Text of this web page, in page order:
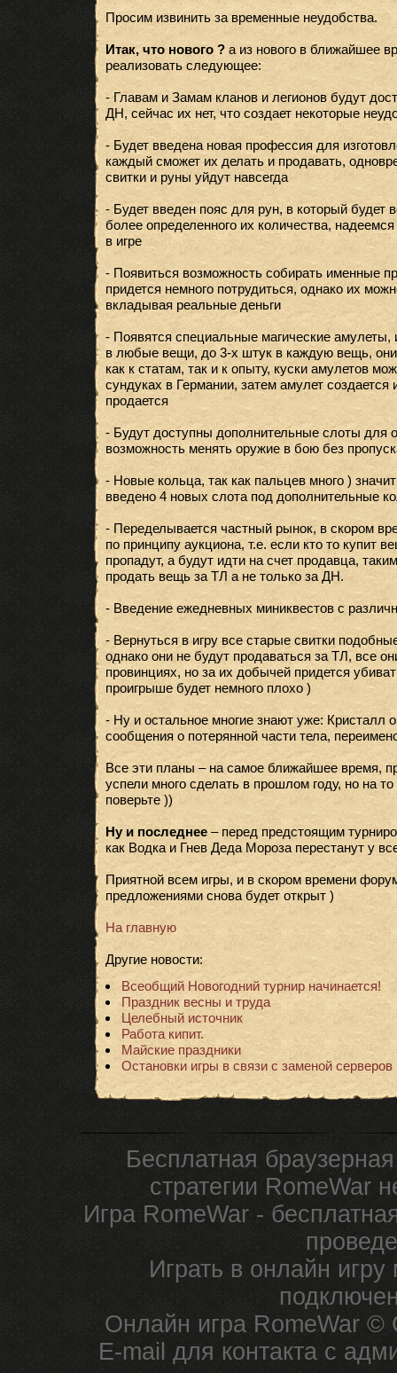
Просим извинить за временные неудобства.
Итак, что нового ?а из нового в ближайшее
реализовать следующее:
- Главам и Замам кланов и легионов будут
ДН, сейчас их нет, что создает некоторые
- Будет введена новая профессия для
каждый сможет их делать и продавать,
свитки и руны уйдут навсегда
- Будет введен пояс для рун, в который будет
более определенного их количества,
в игре
- Появиться возможность собирать именные
придется немного потрудиться, однако их
вкладывая реальные деньги
- Появятся специальные магические амулеты,
в любые вещи, до 3-х штук в каждую вещь, они
как к статам, так и к опыту, куски амулетов
сундуках в Германии, затем амулет создается
продается
- Будут доступны дополнительные слоты для
возможность менять оружие в бою без
- Новые кольца, так как пальцев много )
введено 4 новых слота под дополнительные
- Переделывается частный рынок, в скором
по принципу аукциона, т.е. если кто то купит
пропадут, а будут идти на счет продавца,
продать вещь за ТЛ а не только за ДН.
- Введение ежедневных миниквестов с
- Вернуться в игру все старые свитки
однако они не будут продаваться за ТЛ, все
провинциях, но за их добычей придется
проигрыше будет немного плохо )
- Ну и остальное многие знают уже: Кристалл
сообщения о потерянной части тела,
Все эти планы – на самое ближайшее время,
успели много сделать в прошлом году, но на
поверьте ))
Ну и последнее– перед предстоящим
как Водка и Гнев Деда Мороза перестанут у
Приятной всем игры, и в скором времени
предложениями снова будет открыт )
На главную
Другие новости:
Всеобщий Новогодний турнир начинается!
Праздник весны и труда
Целебный источник
Работа кипит.
Майские праздники
Остановки игры в связи с заменой серверов
Бесплатная
стратегии RomeWar
Игра RomeWar -
Играть в онлайн
Онлайн игра RomeWar ©
E-mail для контакта с